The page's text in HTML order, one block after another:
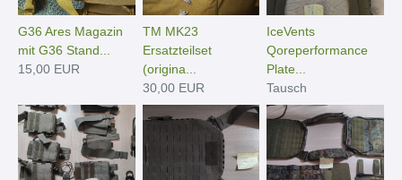
G36 Ares Magazin
mit G36 Stand...
15,00 EUR
TM MK23
Ersatzteilset
(origina...
30,00 EUR
IceVents
Qoreperformance
Plate...
Tausch